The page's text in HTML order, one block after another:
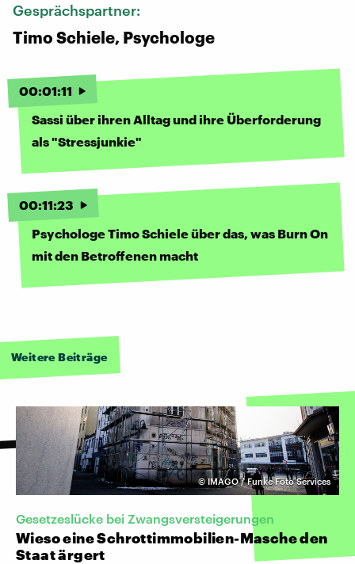
Gesprächspartner:
Timo Schiele, Psychologe
00:01:11
Sassi über ihren Alltag und ihre Überforderung
als "Stressjunkie"
00:11:23
Psychologe Timo Schiele über das, was Burn On
mit den Betroffenen macht
Weitere Beiträge
©IMAGO / Funke Foto Services
Gesetzeslücke bei Zwangsversteigerungen
Wieso eine Schrottimmobilien-Masche den
Staat ärgert